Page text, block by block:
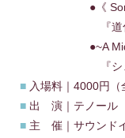
●《 Songs of
『道化師のう
●~A
『シェイクス
■ 入場料｜4000円
■ 出 演｜テノー
■ 主 催｜サウンド